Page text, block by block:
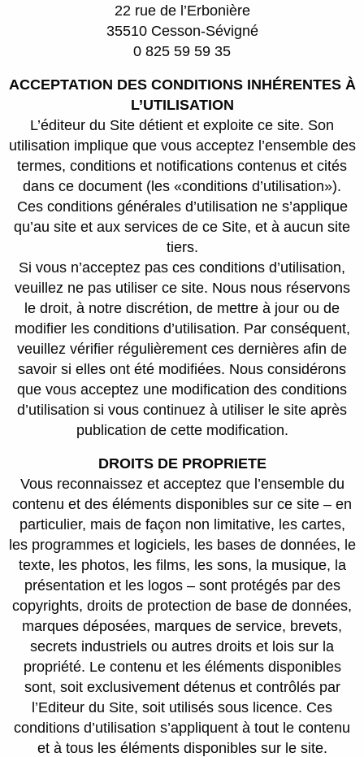
22 rue de l’Erbonière
35510 Cesson-Sévigné
0 825 59 59 35
ACCEPTATION DES CONDITIONS INHÉRENTES À
L’UTILISATION
L’éditeur du Site détient et exploite ce site. Son
utilisation implique que vous acceptez l’ensemble des
termes, conditions et notifications contenus et cités
dans ce document (les «conditions d’utilisation»).
Ces conditions générales d’utilisation ne s’applique
qu’au site et aux services de ce Site, et à aucun site
tiers.
Si vous n’acceptez pas ces conditions d’utilisation,
veuillez ne pas utiliser ce site. Nous nous réservons
le droit, à notre discrétion, de mettre à jour ou de
modifier les conditions d’utilisation. Par conséquent,
veuillez vérifier régulièrement ces dernières afin de
savoir si elles ont été modifiées. Nous considérons
que vous acceptez une modification des conditions
d’utilisation si vous continuez à utiliser le site après
publication de cette modification.
DROITS DE PROPRIETE
Vous reconnaissez et acceptez que l’ensemble du
contenu et des éléments disponibles sur ce site – en
particulier, mais de façon non limitative, les cartes,
les programmes et logiciels, les bases de données, le
texte, les photos, les films, les sons, la musique, la
présentation et les logos – sont protégés par des
copyrights, droits de protection de base de données,
marques déposées, marques de service, brevets,
secrets industriels ou autres droits et lois sur la
propriété. Le contenu et les éléments disponibles
sont, soit exclusivement détenus et contrôlés par
l’Editeur du Site, soit utilisés sous licence. Ces
conditions d’utilisation s’appliquent à tout le contenu
et à tous les éléments disponibles sur le site.